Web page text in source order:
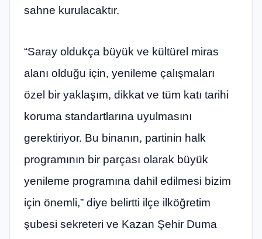
sahne kurulacaktır.
“Saray oldukça büyük ve kültürel miras
alanı olduğu için, yenileme çalışmaları
özel bir yaklaşım, dikkat ve tüm katı tarihi
koruma standartlarına uyulmasını
gerektiriyor. Bu binanın, partinin halk
programının bir parçası olarak büyük
yenileme programına dahil edilmesi bizim
için önemli,” diye belirtti ilçe ilköğretim
şubesi sekreteri ve Kazan Şehir Duma